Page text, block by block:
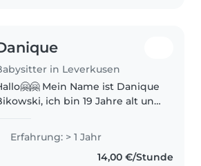
in Leverkusen
Mein Name ist Danique
ich bin 19 Jahre alt und
babysitte sehr gerne, da mir der
Umgang mit Kindern viel Freude
bereitet. Zwar habe..
Erfahrung: > 1 Jahr
14,00 €/Stunde